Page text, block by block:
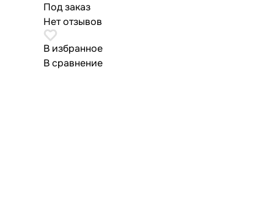
Под заказ
Нет отзывов
В избранное
В сравнение